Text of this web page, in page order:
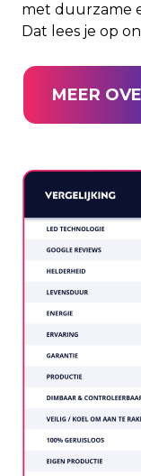
met duurzame
Dat lees je op
MEER